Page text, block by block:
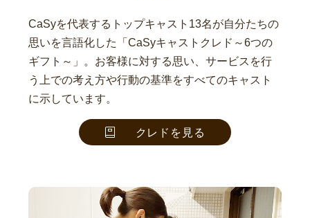
CaSyを代表するトップキャスト13名が自分たちの
思いを言語化した「CaSyキャストクレド～6つの
ギフト～」。お客様に対する思い、サービスを行
う上での考え方や行動の基準をすべてのキャスト
に示しています。
クレドを見る